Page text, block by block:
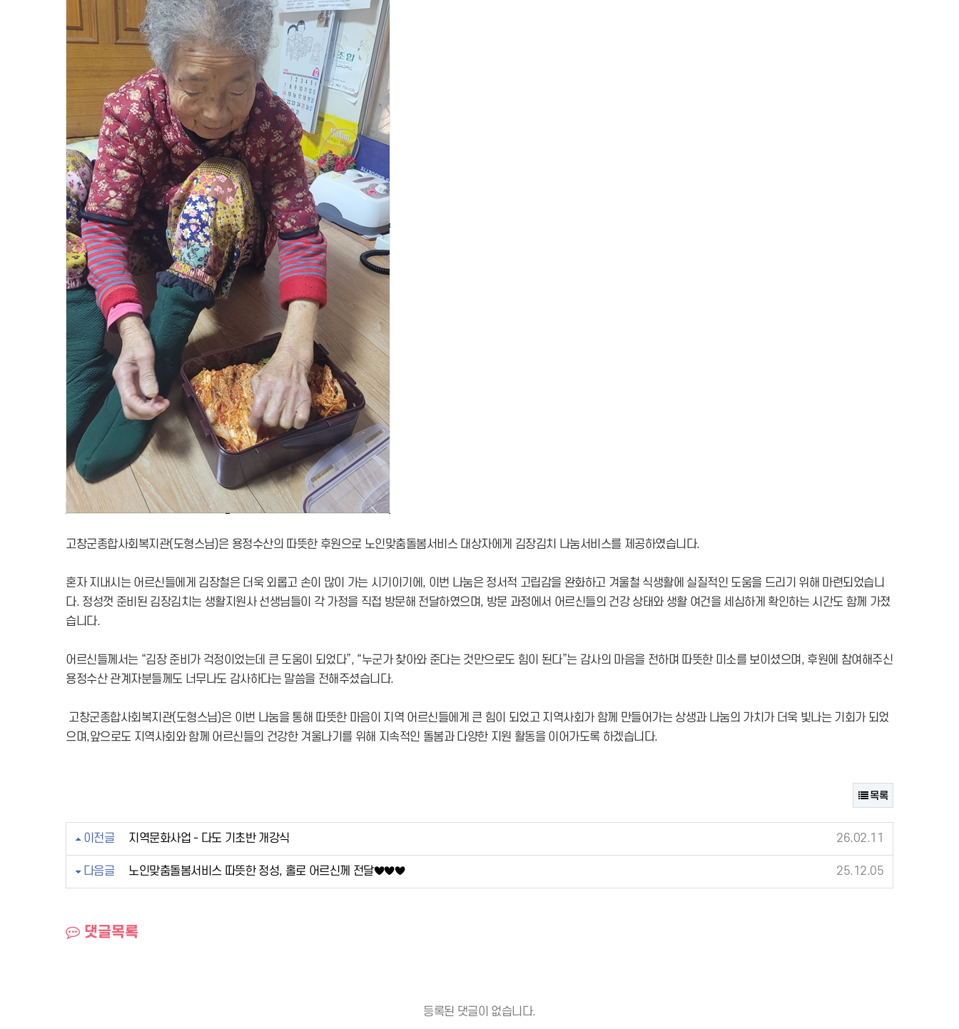
고창군종합사회복지관(도형스님)은 용정수산의 따뜻한 후원으로 노인맞춤돌봄서비스 대상자에게 김장김치 나눔서비스를 제공하였습니다.
혼자 지내시는 어르신들에게 김장철은 더욱 외롭고 손이 많이 가는 시기이기에, 이번 나눔은 정서적 고립감을 완화하고 겨울철 식생활에 실질적인 도움을 드리기 위해 마련되었습니
다. 정성껏 준비된 김장김치는 생활지원사 선생님들이 각 가정을 직접 방문해 전달하였으며, 방문 과정에서 어르신들의 건강 상태와 생활 여건을 세심하게 확인하는 시간도 함께 가졌
습니다.
어르신들께서는 “김장 준비가 걱정이었는데 큰 도움이 되었다”, “누군가 찾아와 준다는 것만으로도 힘이 된다”는 감사의 마음을 전하며 따뜻한 미소를 보이셨으며, 후원에 참여해주신
용정수산 관계자분들께도 너무나도 감사하다는 말씀을 전해주셨습니다.
고창군종합사회복지관(도형스님)은 이번 나눔을 통해 따뜻한 마음이 지역 어르신들에게 큰 힘이 되었고 지역사회가 함께 만들어가는 상생과 나눔의 가치가 더욱 빛나는 기회가 되었
으며,앞으로도 지역사회와 함께 어르신들의 건강한 겨울나기를 위해 지속적인 돌봄과 다양한 지원 활동을 이어가도록 하겠습니다.
목록
이전글 지역문화사업 - 다도 기초반 개강식 26.02.11
다음글 노인맞춤돌봄서비스 따뜻한 정성, 홀로 어르신께 전달♥♥♥ 25.12.05
댓글목록
등록된 댓글이 없습니다.